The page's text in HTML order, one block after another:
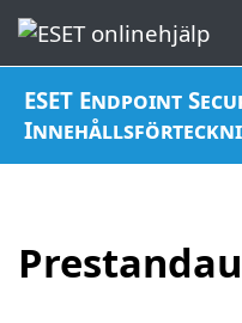
ESET Endpoint